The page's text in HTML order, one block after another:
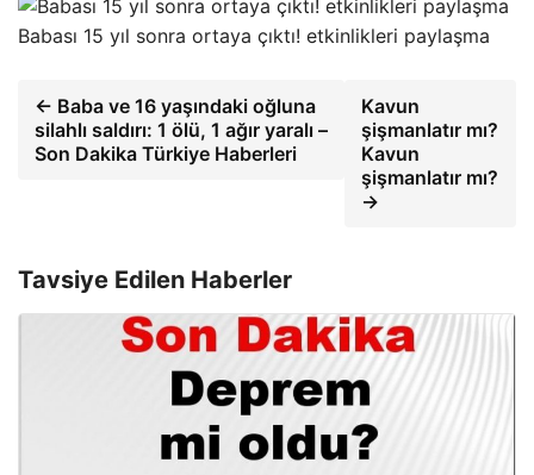
Babası 15 yıl sonra ortaya çıktı! etkinlikleri paylaşma
← Baba ve 16 yaşındaki oğluna
silahlı saldırı: 1 ölü, 1 ağır yaralı –
Son Dakika Türkiye Haberleri
Kavun
şişmanlatır mı?
Kavun
şişmanlatır mı?
→
Tavsiye Edilen Haberler